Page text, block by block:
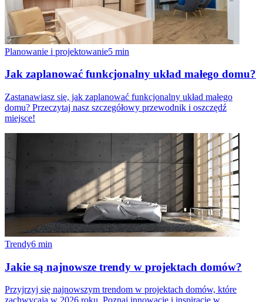
Planowanie i projektowanie5 min
Jak zaplanować funkcjonalny układ małego domu?
Zastanawiasz się, jak zaplanować funkcjonalny układ małego
domu? Przeczytaj nasz szczegółowy przewodnik i oszczędź
miejsce!
Trendy6 min
Jakie są najnowsze trendy w projektach domów?
Przyjrzyj się najnowszym trendom w projektach domów, które